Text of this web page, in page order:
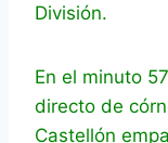
División.
En el minuto
directo de
Castellón